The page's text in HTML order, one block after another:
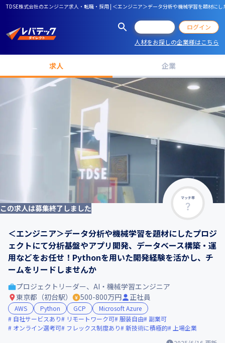
TDSE株式会社のエンジニア求人・転職・採用 | ＜エンジニア＞データ分析や機械学習を題材
ログイン
人材をお探しの企業様はこちら
求人 企業
マッチ率
この求人は募集終了しました
＜エンジニア＞データ分析や機械学習を題材にしたプロジ
ェクトにて分析基盤やアプリ開発、データベース構築・運
用などをお任せ！Pythonを用いた開発経験を活かし、チ
ームをリードしませんか
プロジェクトリーダー、AI・機械学習エンジニア
東京都（初台駅）
500-800万円 正社員
AWS Python GCP
Microsoft Azure
自社サービスあり
リモートワーク可 服装自由
副業可
オンライン選考可
フレックス制度あり 新技術に積極的 上場企業